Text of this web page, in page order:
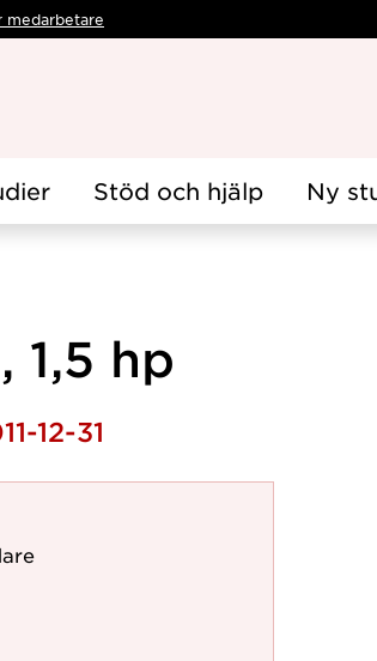
medarbetare
Stöd och hjälp Ny
1,5 hp
12-31